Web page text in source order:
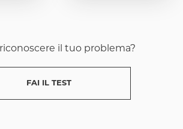
il tuo problema?
FAI IL TEST